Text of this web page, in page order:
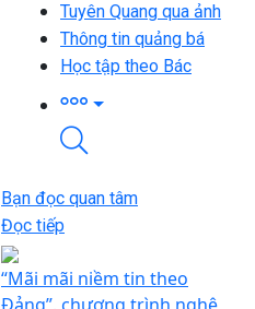
Tuyên Quang qua ảnh
Thông tin quảng bá
Học tập theo Bác
Bạn đọc quan tâm
Đọc tiếp
“Mãi mãi niềm tin theo